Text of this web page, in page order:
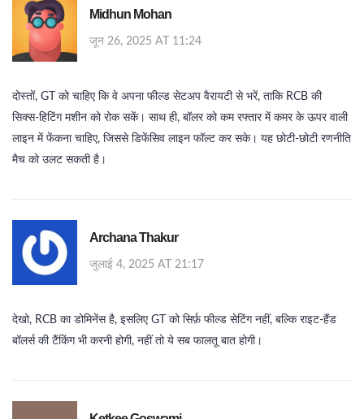
Midhun Mohan
जून 26, 2025 AT 11:24
दोस्तों, GT को चाहिए कि वे अपना फील्ड सेटअप वैरायटी से भरें, ताकि RCB की
सिक्स‑हिटिंग मशीन को रोक सकें। साथ ही, बॉलर को कम रफ्तार में कमर के ऊपर वाली
लाइन में फेंकना चाहिए, जिससे डिफेंसिव लाइन फॉल्ट कर सके। यह छोटी‑छोटी रणनीति
मैच को उलट सकती है।
Archana Thakur
जुलाई 4, 2025 AT 21:17
देखो, RCB का डोमिनेंस है, इसलिए GT को सिर्फ़ फील्ड सेटिंग नहीं, बल्कि राइट‑हैंड
बॉलर्स की टैंकिंग भी करनी होगी, नहीं तो ये सब फालतू बात होगी।